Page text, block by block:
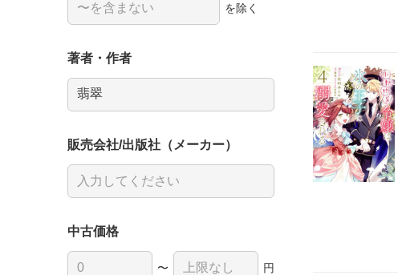
を除く
著者・作者
販売会社/出版社（メーカー）
中古価格
〜 円